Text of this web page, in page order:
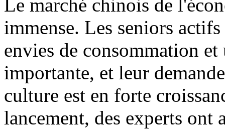
Le marché chinois de
immense. Les seniors
envies de consommation
importante, et leur
culture est en forte
lancement, des experts ont